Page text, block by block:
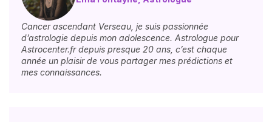
Cancer ascendant Verseau, je suis passionnée
d’astrologie depuis mon adolescence. Astrologue pour
Astrocenter.fr depuis presque 20 ans, c’est chaque
année un plaisir de vous partager mes prédictions et
mes connaissances.